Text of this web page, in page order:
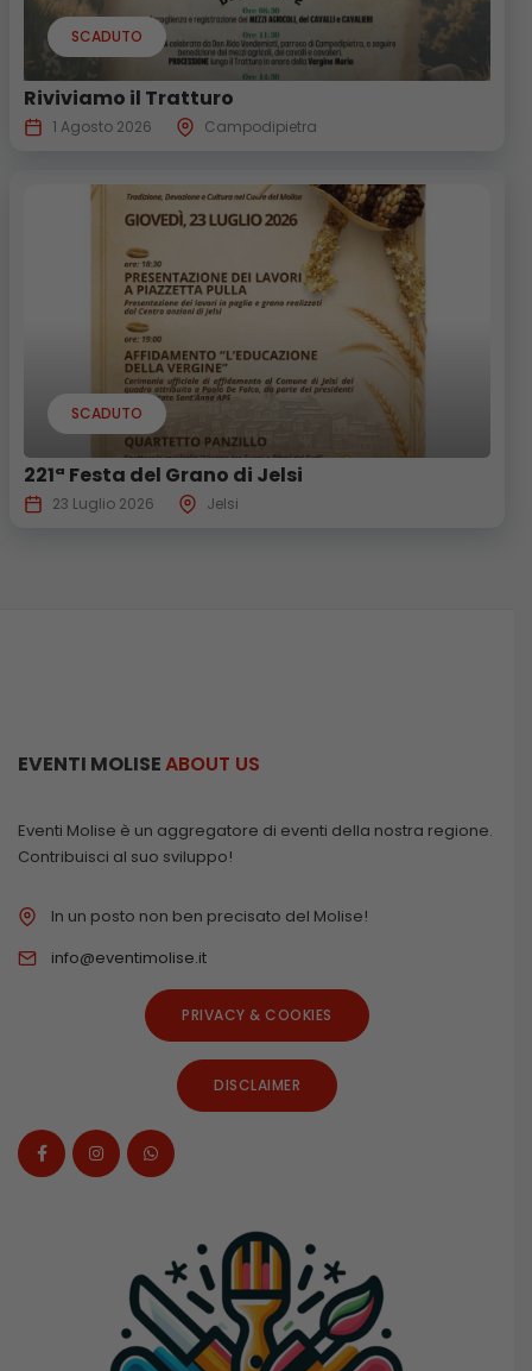
SCADUTO
Riviviamo il Tratturo
1 Agosto 2026 Campodipietra
SCADUTO
221ª Festa del Grano di Jelsi
23 Luglio 2026 Jelsi
EVENTI MOLISEABOUT US
Eventi Molise è un aggregatore di eventi della nostra regione.
Contribuisci al suo sviluppo!
In un posto non ben precisato del Molise!
info@eventimolise.it
PRIVACY & COOKIES
DISCLAIMER